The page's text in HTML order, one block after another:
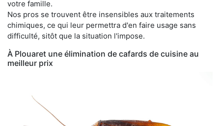
votre famille.
Nos pros se trouvent être insensibles aux traitements
chimiques, ce qui leur permettra d'en faire usage sans
difficulté, sitôt que la situation l'impose.
À Plouaret une élimination de cafards de cuisine au
meilleur prix